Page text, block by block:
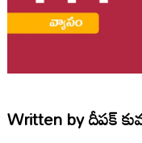
Written byదీపక్